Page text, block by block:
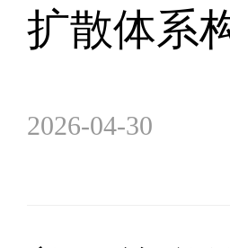
扩散体系
2026-04-30